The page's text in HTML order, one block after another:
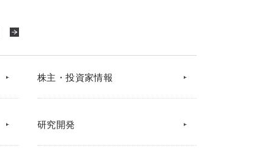
株主・投資家情報
研究開発